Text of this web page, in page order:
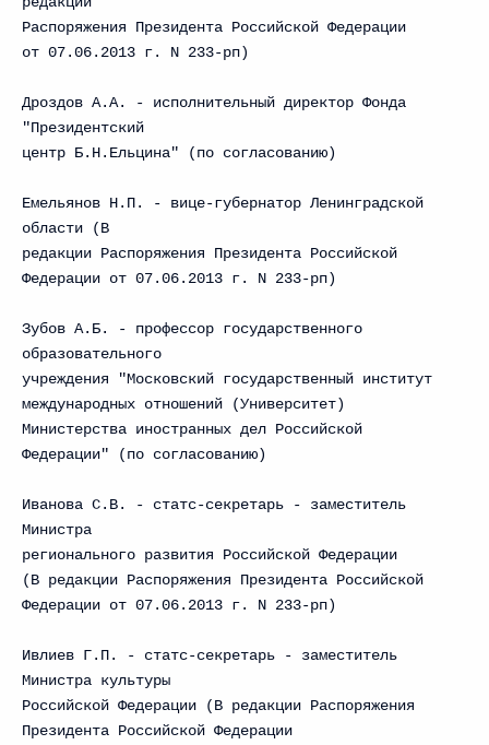
Распоряжения Президента Российской Федерации
от 07.06.2013 г. N 233-рп)
Дроздов А.А. - исполнительный директор Фонда
"Президентский
центр Б.Н.Ельцина" (по согласованию)
Емельянов Н.П. - вице-губернатор Ленинградской
области (В
редакции Распоряжения Президента Российской
Федерации от 07.06.2013 г. N 233-рп)
Зубов А.Б. - профессор государственного
образовательного
учреждения "Московский государственный институт
международных отношений (Университет)
Министерства иностранных дел Российской
Федерации" (по согласованию)
Иванова С.В. - статс-секретарь - заместитель
Министра
регионального развития Российской Федерации
(В редакции Распоряжения Президента Российской
Федерации от 07.06.2013 г. N 233-рп)
Ивлиев Г.П. - статс-секретарь - заместитель
Министра культуры
Российской Федерации (В редакции Распоряжения
Президента Российской Федерации